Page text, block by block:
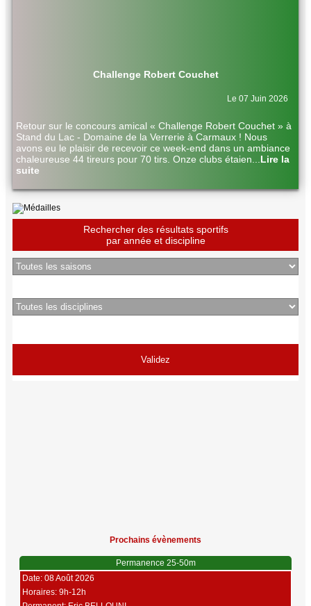
Challenge Robert Couchet
Le 07 Juin 2026
Retour sur le concours amical « Challenge Robert Couchet » à
Stand du Lac - Domaine de la Verrerie à Carmaux ! Nous
avons eu le plaisir de recevoir ce week-end dans un ambiance
chaleureuse 44 tireurs pour 70 tirs. Onze clubs étaien
Lire la
suite
Rechercher des résultats sportifs
par année et discipline
Prochains évènements
Permanence 25-50m
Date: 08 Août 2026
Horaires: 9h-12h